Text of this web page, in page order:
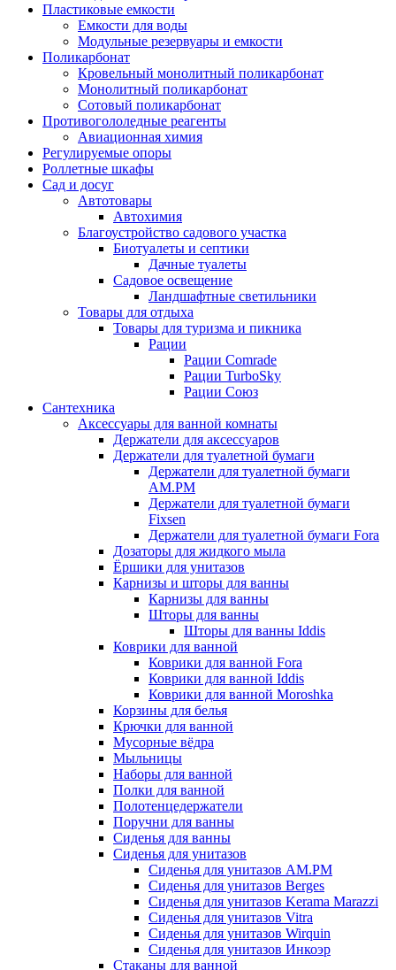
Пластиковые емкости
Емкости для воды
Модульные резервуары и емкости
Поликарбонат
Кровельный монолитный поликарбонат
Монолитный поликарбонат
Сотовый поликарбонат
Противогололедные реагенты
Авиационная химия
Регулируемые опоры
Роллетные шкафы
Сад и досуг
Автотовары
Автохимия
Благоустройство садового участка
Биотуалеты и септики
Дачные туалеты
Садовое освещение
Ландшафтные светильники
Товары для отдыха
Товары для туризма и пикника
Рации
Рации Comrade
Рации TurboSky
Рации Союз
Сантехника
Аксессуары для ванной комнаты
Держатели для аксессуаров
Держатели для туалетной бумаги
Держатели для туалетной бумаги
AM.PM
Держатели для туалетной бумаги
Fixsen
Держатели для туалетной бумаги Fora
Дозаторы для жидкого мыла
Ёршики для унитазов
Карнизы и шторы для ванны
Карнизы для ванны
Шторы для ванны
Шторы для ванны Iddis
Коврики для ванной
Коврики для ванной Fora
Коврики для ванной Iddis
Коврики для ванной Moroshka
Корзины для белья
Крючки для ванной
Мусорные вёдра
Мыльницы
Наборы для ванной
Полки для ванной
Полотенцедержатели
Поручни для ванны
Сиденья для ванны
Сиденья для унитазов
Сиденья для унитазов AM.PM
Сиденья для унитазов Berges
Сиденья для унитазов Kerama Marazzi
Сиденья для унитазов Vitra
Сиденья для унитазов Wirquin
Сиденья для унитазов Инкоэр
Стаканы для ванной